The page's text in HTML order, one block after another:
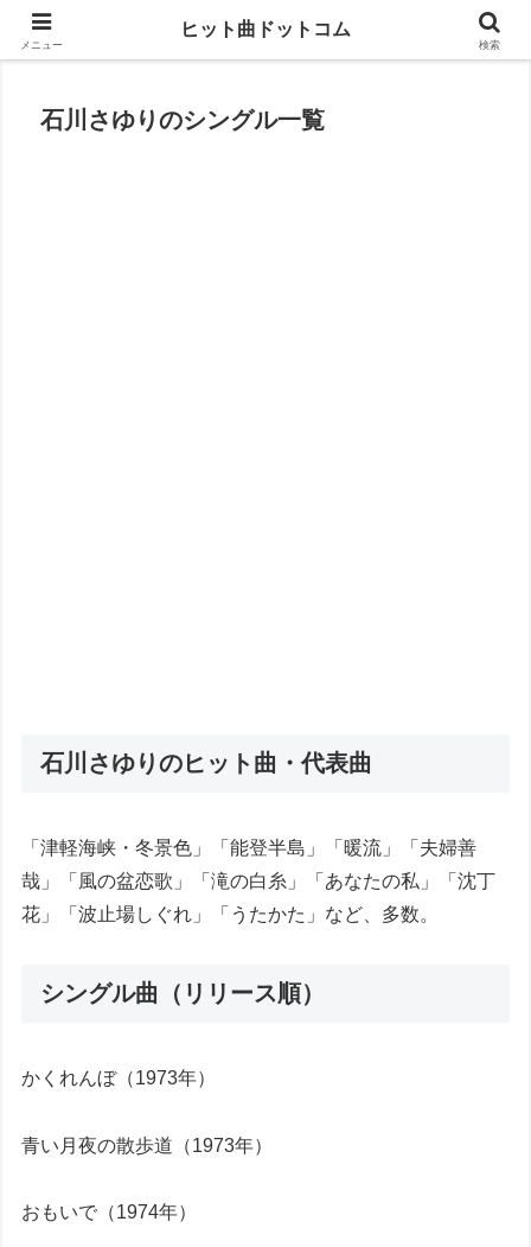
思い出の曲がすぐに見つかる
石川さゆりのシングル一覧
石川さゆりのヒット曲・代表曲
「津軽海峡・冬景色」「能登半島」「暖流」「夫婦善
哉」「風の盆恋歌」「滝の白糸」「あなたの私」「沈丁
花」「波止場しぐれ」「うたかた」など、多数。
シングル曲（リリース順）
かくれんぼ（1973年）
青い月夜の散歩道（1973年）
おもいで（1974年）
メニュー
ヒット曲ドットコム
検索